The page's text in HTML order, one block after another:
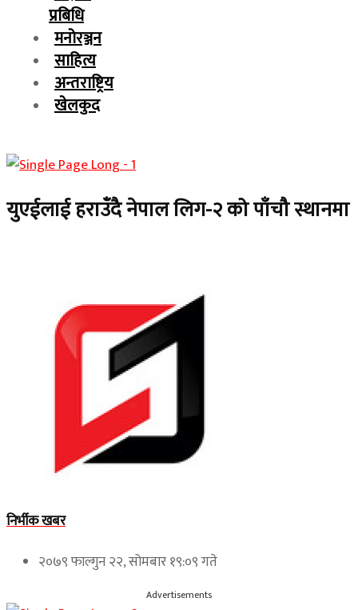
प्रबिधि
मनोरञ्जन
साहित्य
अन्तराष्ट्रिय
खेलकुद
युएईलाई हराउँदै नेपाल लिग-२ को पाँचौ स्थानमा
निर्भीक खबर
२०७९ फाल्गुन २२, सोमबार १९:०९ गते
Advertisements